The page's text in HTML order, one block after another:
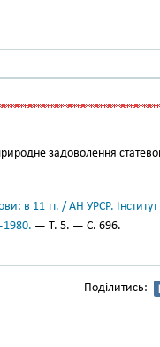
задоволення
в 11 тт. / АН УРСР.
— Т. 5. — С. 696.
Поділитись: